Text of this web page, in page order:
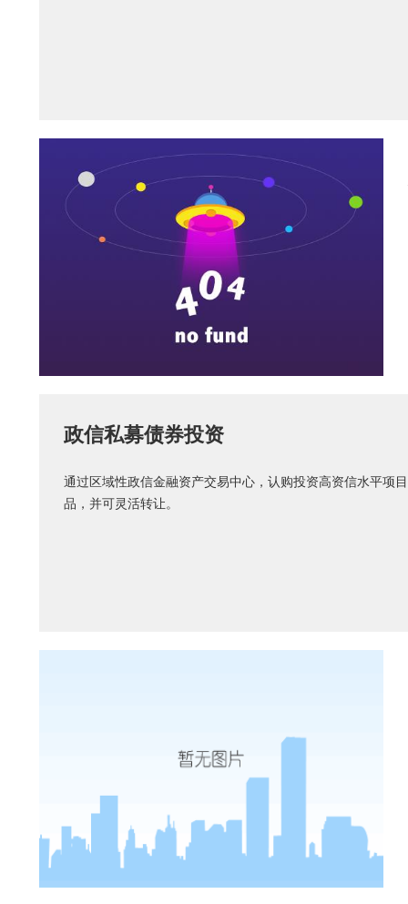
政信私募债券投资
通过区域性政信金融资产交易中心，认购投资高资信水平项
品，并可灵活转让。